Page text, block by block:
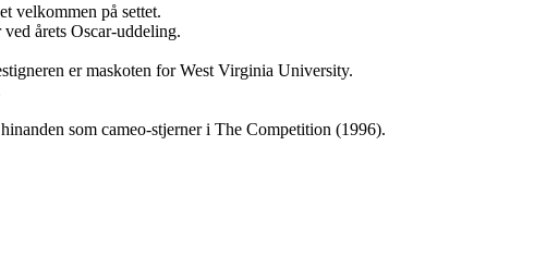
velkommen på settet.
årets Oscar-uddeling.
er maskoten for West Virginia University.
som cameo-stjerner i The Competition (1996).